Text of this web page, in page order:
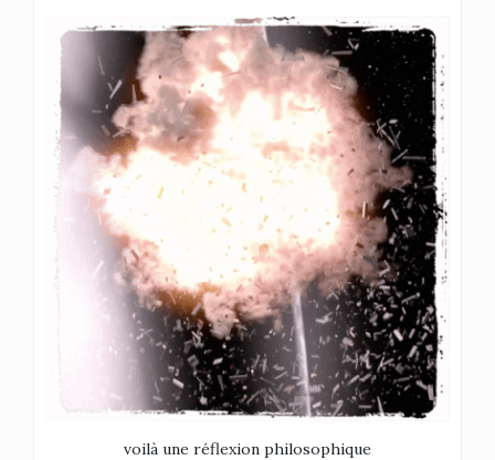
voilà une réflexion philosophique